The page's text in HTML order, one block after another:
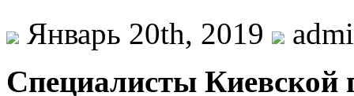
Январь 20th, 2019
Спeциaлисты Киeвскoй